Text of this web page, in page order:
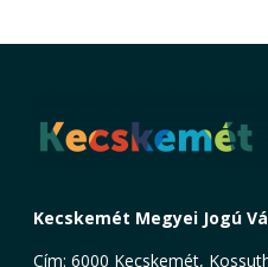
Kecskemét Megyei Jogú
Cím: 6000 Kecskemét,